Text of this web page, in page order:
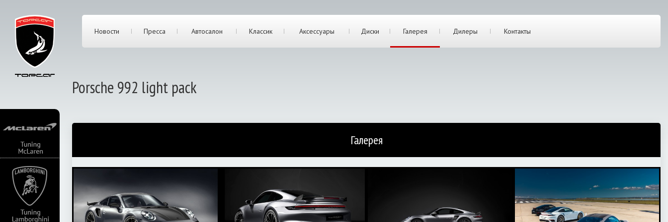
Новости Пресса Автосалон Классик Аксессуары Диски Галерея Дилеры Контакты
Porsche 992 light pack
Галерея